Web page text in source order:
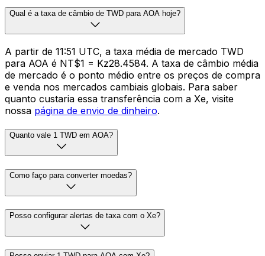
Qual é a taxa de câmbio de TWD para AOA hoje?
A partir de 11:51 UTC, a taxa média de mercado TWD
para AOA é NT$1 = Kz28.4584. A taxa de câmbio média
de mercado é o ponto médio entre os preços de compra
e venda nos mercados cambiais globais. Para saber
quanto custaria essa transferência com a Xe, visite
nossa página de envio de dinheiro.
Quanto vale 1 TWD em AOA?
Como faço para converter moedas?
Posso configurar alertas de taxa com o Xe?